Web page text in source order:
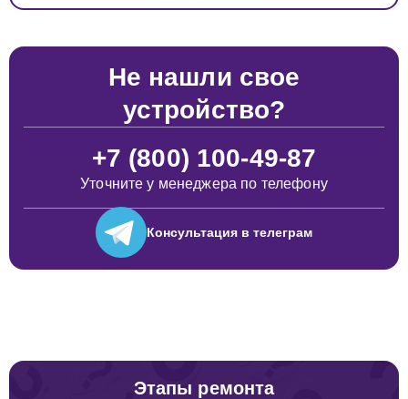
Не нашли свое
устройство?
+7 (800) 100-49-87
Уточните у менеджера по телефону
Консультация в телеграм
Этапы ремонта